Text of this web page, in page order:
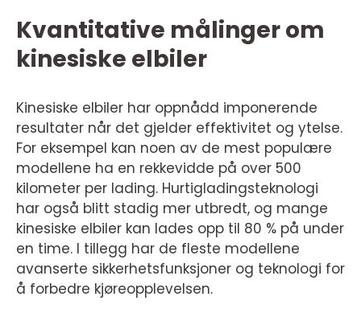
Kvantitative målinger om
kinesiske elbiler
Kinesiske elbiler har oppnådd imponerende
resultater når det gjelder effektivitet og ytelse.
For eksempel kan noen av de mest populære
modellene ha en rekkevidde på over 500
kilometer per lading. Hurtigladingsteknologi
har også blitt stadig mer utbredt, og mange
kinesiske elbiler kan lades opp til 80 % på under
en time. I tillegg har de fleste modellene
avanserte sikkerhetsfunksjoner og teknologi for
å forbedre kjøreopplevelsen.